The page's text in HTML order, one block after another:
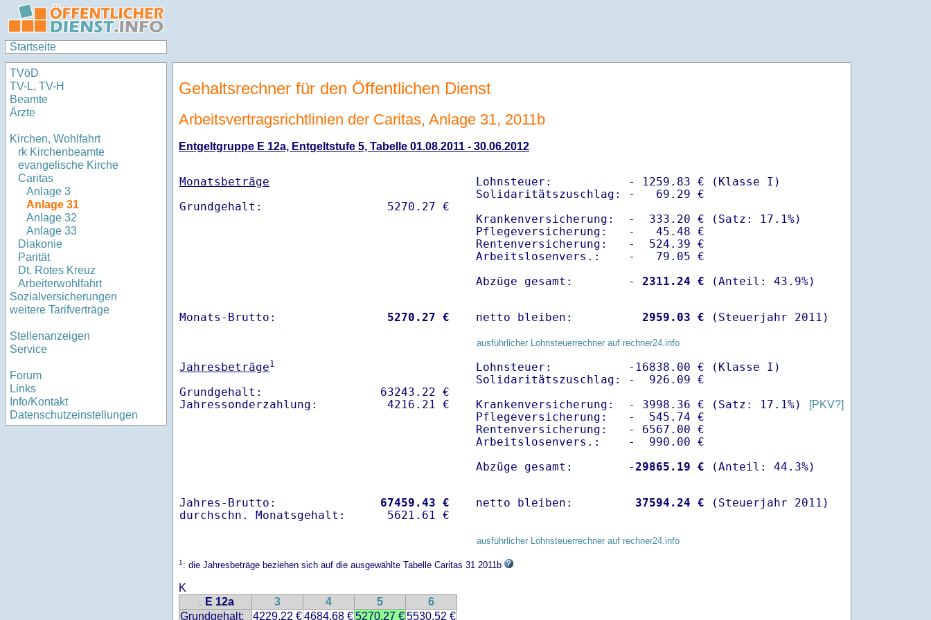
Startseite
TVöD
TV-L, TV-H
Beamte
Ärzte
Kirchen, Wohlfahrt
rk Kirchenbeamte
evangelische Kirche
Caritas
Anlage 3
Anlage 31
Anlage 32
Anlage 33
Diakonie
Parität
Dt. Rotes Kreuz
Arbeiterwohlfahrt
Sozialversicherungen
weitere Tarifverträge
Stellenanzeigen
Service
Forum
Links
Info/Kontakt
Datenschutzeinstellungen
Gehaltsrechner für den Öffentlichen Dienst
Arbeitsvertragsrichtlinien der Caritas, Anlage 31, 2011b
Entgeltgruppe E 12a, Entgeltstufe 5, Tabelle 01.08.2011 - 30.06.2012
Monatsbeträge
Lohnsteuer:           - 1259.83 € (Klasse I)
Solidaritätszuschlag: -   69.29 €
Krankenversicherung:  -  333.20 € (Satz: 17.1%)
Pflegeversicherung:   -   45.48 €
Rentenversicherung:   -  524.39 €
Arbeitslosenvers.:    -   79.05 €
Abzüge gesamt:        -
2311.24 €
Monats-Brutto: 5270.27 € netto bleiben: 2959.03 € (Steuerjahr 2011)
ausführlicher Lohnsteuerrechner auf rechner24.info
Jahresbeträge1
Grundgehalt:                 63243.22 €
Lohnsteuer:           -16838.00 € (Klasse I)
Solidaritätszuschlag: -  926.09 €
Krankenversicherung:  - 3998.36 € (Satz: 17.1%)
[PKV?]
Pflegeversicherung:   -  545.74 €
Rentenversicherung:   - 6567.00 €
Arbeitslosenvers.:    -  990.00 €
Abzüge gesamt:        -29865.19 €
Jahres-Brutto: 67459.43 €
netto bleiben: 37594.24 € (Steuerjahr 2011)
ausführlicher Lohnsteuerrechner auf rechner24.info
1: die Jahresbeträge beziehen sich auf die ausgewählte Tabelle Caritas 31 2011b
K
.. E 12a 3 4 5
6
Grundgehalt:
4229.22 €4684.68 €5270.27 €5530.52 €